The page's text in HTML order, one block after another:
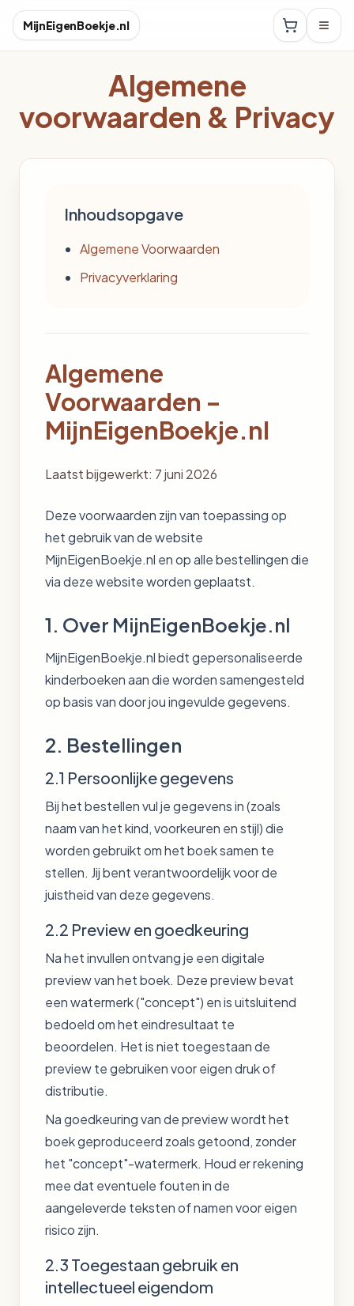
MijnEigenBoekje.nl
Algemene
voorwaarden & Privacy
Inhoudsopgave
Algemene Voorwaarden
Privacyverklaring
Algemene
Voorwaarden –
MijnEigenBoekje.nl
Laatst bijgewerkt: 7 juni 2026
Deze voorwaarden zijn van toepassing op
het gebruik van de website
MijnEigenBoekje.nl en op alle bestellingen die
via deze website worden geplaatst.
1. Over MijnEigenBoekje.nl
MijnEigenBoekje.nl biedt gepersonaliseerde
kinderboeken aan die worden samengesteld
op basis van door jou ingevulde gegevens.
2. Bestellingen
2.1 Persoonlijke gegevens
Bij het bestellen vul je gegevens in (zoals
naam van het kind, voorkeuren en stijl) die
worden gebruikt om het boek samen te
stellen. Jij bent verantwoordelijk voor de
juistheid van deze gegevens.
2.2 Preview en goedkeuring
Na het invullen ontvang je een digitale
preview van het boek. Deze preview bevat
een watermerk ("concept") en is uitsluitend
bedoeld om het eindresultaat te
beoordelen. Het is niet toegestaan de
preview te gebruiken voor eigen druk of
distributie.
Na goedkeuring van de preview wordt het
boek geproduceerd zoals getoond, zonder
het "concept"-watermerk. Houd er rekening
mee dat eventuele fouten in de
aangeleverde teksten of namen voor eigen
risico zijn.
2.3 Toegestaan gebruik en
intellectueel eigendom